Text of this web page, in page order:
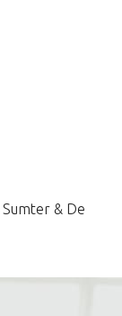
Sumter & De